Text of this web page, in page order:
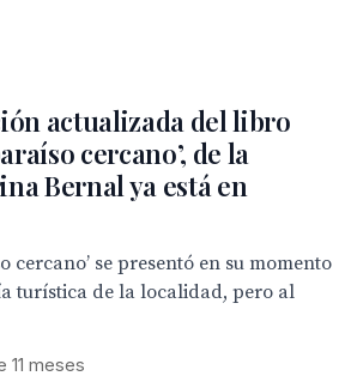
actualizada del libro
cercano’, de la
Bernal ya está en
cercano’ se presentó en su momento
turística de la localidad, pero al
11 meses